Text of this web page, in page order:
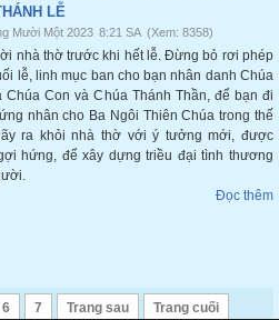
LỄ
Mười Một 2023 8:21 SA (Xem: 8358)
nhà thờ trước khi hết lễ. Đừng bỏ rơi phép
lễ, linh mục ban cho bạn nhân danh Chúa
Chúa Con và Chúa Thánh Thần, để bạn đi
nhân cho Ba Ngôi Thiên Chúa trong thế
ra khỏi nhà thờ với ý tưởng mới, được
hứng, để xây dựng triều đại tình thương
Đọc thêm
6 7 Trang sau Trang cuối